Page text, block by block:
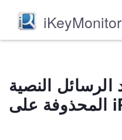
iKeyMonitor
الرسائل النصية